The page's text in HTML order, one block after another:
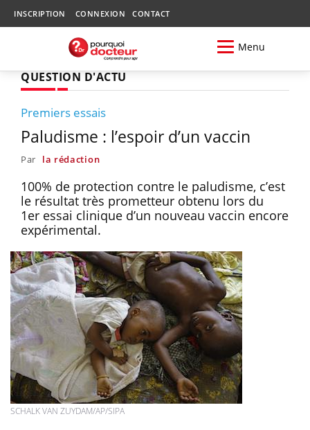
INSCRIPTION CONNEXION CONTACT
Menu
QUESTION D'ACTU
Premiers essais
Paludisme : l’espoir d’un vaccin
Par la rédaction
100% de protection contre le paludisme, c’est
le résultat très prometteur obtenu lors du
1er essai clinique d’un nouveau vaccin encore
expérimental.
SCHALK VAN ZUYDAM/AP/SIPA